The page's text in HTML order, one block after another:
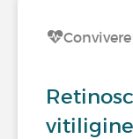
vitiligine